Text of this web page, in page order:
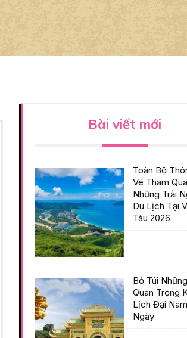
Bài viết mới
Toàn Bộ
Vé Tham
Những Trải
Du Lịch Tại
Tàu 2026
Bỏ Túi
Quan Trọng
Lịch Đại Nam
Ngày